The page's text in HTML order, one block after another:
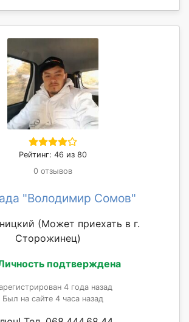
Рейтинг: 46 из 80
0 отзывов
"Володимир Сомов"
(Может приехать в г.
Сторожинец)
подтверждена
4 года назад
Был на сайте 4 часа назад